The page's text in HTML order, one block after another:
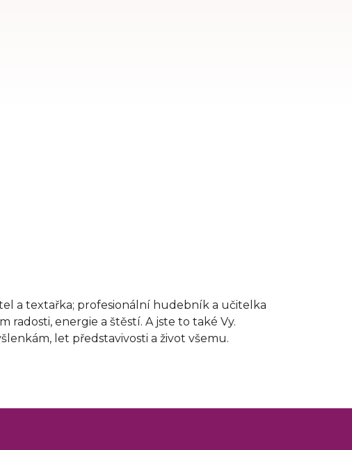
a textařka; profesionální hudebník a učitelka
radosti, energie a štěstí. A jste to také Vy.
let představivosti a život všemu.